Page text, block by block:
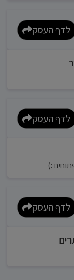
לדף העסק
לדף העסק
לדף העסק